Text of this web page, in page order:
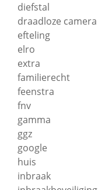
diefstal
draadloze camera
efteling
elro
extra
familierecht
feenstra
fnv
gamma
ggz
google
huis
inbraak